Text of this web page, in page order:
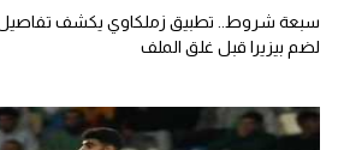
سبعة شروط.. تطبيق زملكاوي يكشف
لضم بيزيرا قبل غلق الملف